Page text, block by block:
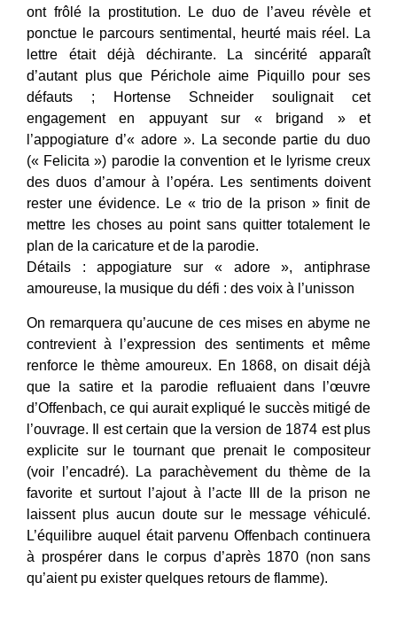
ont frôlé la prostitution. Le duo de l’aveu révèle et
ponctue le parcours sentimental, heurté mais réel. La
lettre était déjà déchirante. La sincérité apparaît
d’autant plus que Périchole aime Piquillo pour ses
défauts ; Hortense Schneider soulignait cet
engagement en appuyant sur « brigand » et
l’appogiature d’« adore ». La seconde partie du duo
(« Felicita ») parodie la convention et le lyrisme creux
des duos d’amour à l’opéra. Les sentiments doivent
rester une évidence. Le « trio de la prison » finit de
mettre les choses au point sans quitter totalement le
plan de la caricature et de la parodie.
Détails : appogiature sur « adore », antiphrase
amoureuse, la musique du défi : des voix à l’unisson
On remarquera qu’aucune de ces mises en abyme ne
contrevient à l’expression des sentiments et même
renforce le thème amoureux. En 1868, on disait déjà
que la satire et la parodie refluaient dans l’œuvre
d’Offenbach, ce qui aurait expliqué le succès mitigé de
l’ouvrage. Il est certain que la version de 1874 est plus
explicite sur le tournant que prenait le compositeur
(voir l’encadré). La parachèvement du thème de la
favorite et surtout l’ajout à l’acte III de la prison ne
laissent plus aucun doute sur le message véhiculé.
L’équilibre auquel était parvenu Offenbach continuera
à prospérer dans le corpus d’après 1870 (non sans
qu’aient pu exister quelques retours de flamme).